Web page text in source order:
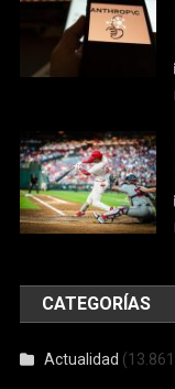
CATEGORÍAS
Actualidad